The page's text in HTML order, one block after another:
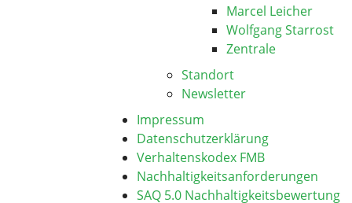
Marcel Leicher
Wolfgang Starrost
Zentrale
Standort
Newsletter
Impressum
Datenschutzerklärung
Verhaltenskodex FMB
Nachhaltigkeitsanforderungen
SAQ 5.0 Nachhaltigkeitsbewertung